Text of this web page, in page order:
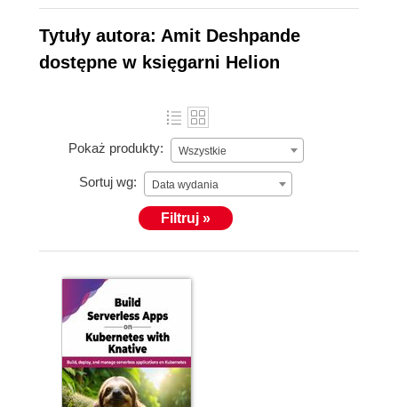
Tytuły autora: Amit Deshpande
dostępne w księgarni Helion
Pokaż produkty: Wszystkie
Sortuj wg: Data wydania
Filtruj »